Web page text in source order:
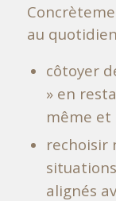
au
côtoyer
» en
même et
rechoisir
alignés